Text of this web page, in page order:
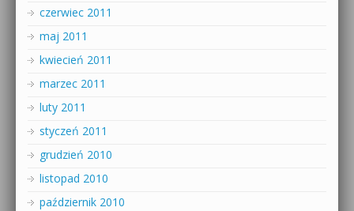
czerwiec 2011
maj 2011
kwiecień 2011
marzec 2011
luty 2011
styczeń 2011
grudzień 2010
listopad 2010
październik 2010